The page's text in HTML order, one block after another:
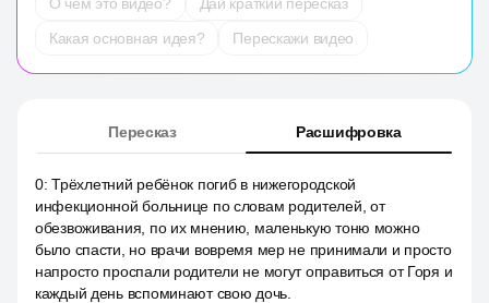
Какая основная идея?
Перескажи видео
Пересказ Расшифровка
0:Трёхлетний ребёнок погиб в нижегородской
инфекционной больнице по словам родителей, от
обезвоживания, по их мнению, маленькую тоню можно
было спасти, но врачи вовремя мер не принимали и просто
напросто проспали родители не могут оправиться от Горя и
каждый день вспоминают свою дочь.